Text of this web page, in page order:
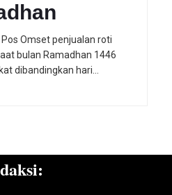
Omset penjualan roti
bulan Ramadhan 1446
dibandingkan hari…